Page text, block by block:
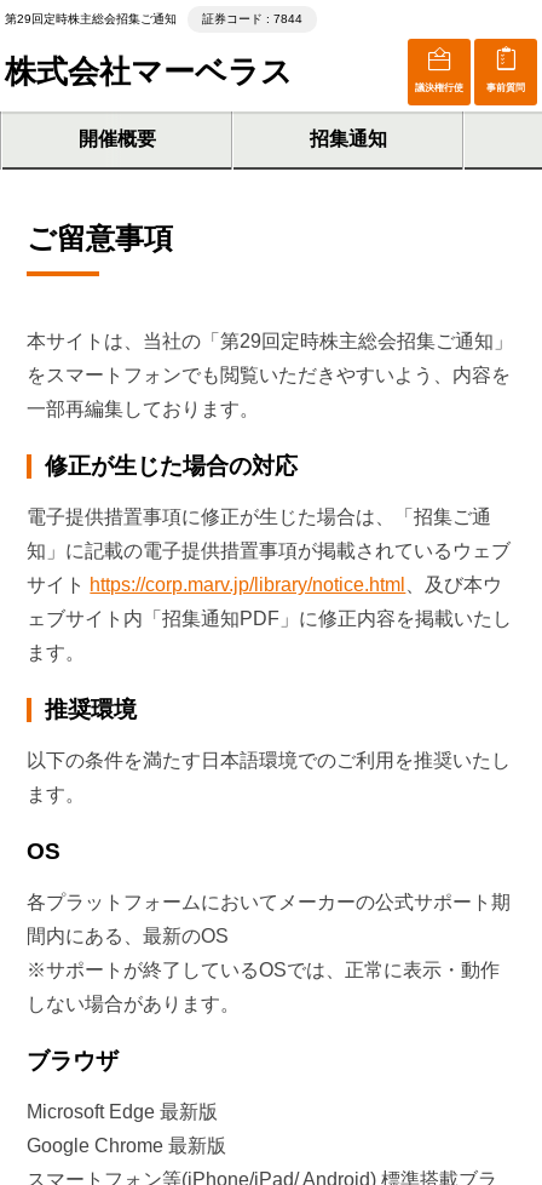
第29回定時株主総会招集ご通知 証券コード : 7844
株式会社マーベラス 議決権行使 事前質問
開催概要 招集通知
ご留意事項
本サイトは、当社の「第29回定時株主総会招集ご通知」
をスマートフォンでも閲覧いただきやすいよう、内容を
一部再編集しております。
修正が生じた場合の対応
電子提供措置事項に修正が生じた場合は、「招集ご通
知」に記載の電子提供措置事項が掲載されているウェブ
サイト https://corp.marv.jp/library/notice.html
、及び本ウ
ェブサイト内「招集通知PDF」に修正内容を掲載いたし
ます。
推奨環境
以下の条件を満たす日本語環境でのご利用を推奨いたし
ます。
OS
各プラットフォームにおいてメーカーの公式サポート期
間内にある、最新のOS
※サポートが終了しているOSでは、正常に表示・動作
しない場合があります。
ブラウザ
Microsoft Edge 最新版
Google Chrome 最新版
スマートフォン等(iPhone/iPad/ Android) 標準搭載ブラ